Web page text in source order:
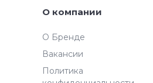
О компании
О Бренде
Вакансии
Политика